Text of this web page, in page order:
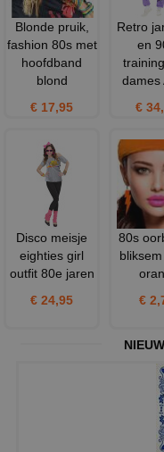
Blonde pruik,
fashion 80s met
hoofdband
blond
€ 17,95
Retro
en
dames
€
Disco meisje
eighties girl
outfit 80e jaren
€ 24,95
80s
€